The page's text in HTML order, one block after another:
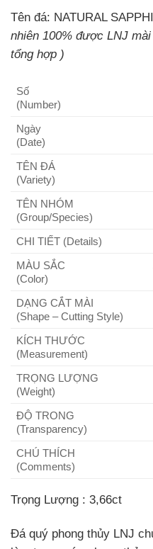
Tên đá: NATURAL
nhiên 100% được LNJ
tổng hợp )
Số
(Number)
Ngày
(Date)
TÊN ĐÁ
(Variety)
TÊN NHÓM
(Group/Species)
CHI TIẾT (Details)
MÀU SẮC
(Color)
DẠNG CẮT MÀI
(Shape – Cutting Style)
KÍCH THƯỚC
(Measurement)
TRỌNG LƯỢNG
(Weight)
ĐỘ TRONG
(Transparency)
CHÚ THÍCH
(Comments)
Trọng Lượng : 3,66ct
Đá quý phong thủy LNJ